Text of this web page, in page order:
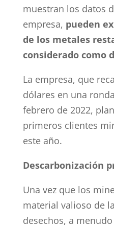
muestran los datos
empresa, pueden
de los metales
considerado como
La empresa, que
dólares en una
febrero de 2022,
primeros clientes
este año.
Descarbonización
Una vez que los
material valioso de
desechos, a